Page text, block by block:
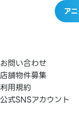
ア
お問い合わせ
店舗物件募集
利用規約
公式SNSアカウント